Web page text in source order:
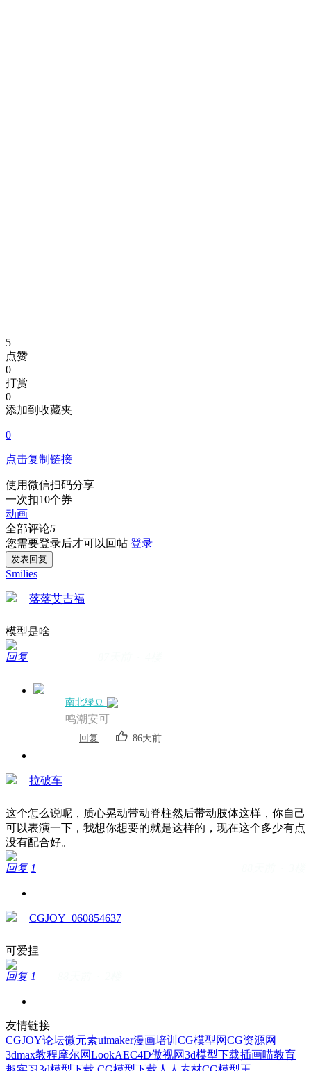
5
点赞
0
打赏
0
添加到收藏夹
0
点击复制链接
使用微信扫码分享
一次扣10个券
动画
全部评论5
您需要登录后才可以回帖 登录
发表回复
Smilies
落落艾吉福
模型是啥
回复
南北绿豆
鸣潮安可
回复 86天前
拉破车
这个怎么说呢，质心晃动带动脊柱然后带动肢体这样，你自己
可以表演一下，我想你想要的就是这样的，现在这个多少有点
没有配合好。
回复 1
CGJOY_060854637
可爱捏
回复 1
友情链接
CGJOY论坛微元素uimaker漫画培训 CG模型网CG资源网
3dmax教程摩尔网LookAEC4D傲视网3d模型下载插画喵教育